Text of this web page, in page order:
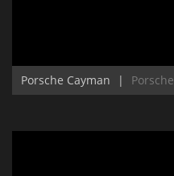
Porsche Cayman | Porsche